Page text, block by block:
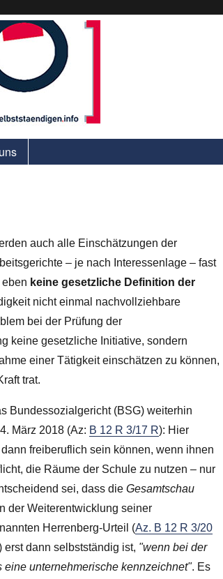
auch alle Einschätzungen der
– je nach Interessenlage – fast
keine gesetzliche Definition der
nicht einmal nachvollziehbare
bei der Prüfung der
keine gesetzliche Initiative, sondern
einer Tätigkeit einschätzen zu können,
trat.
Bundessozialgericht (BSG) weiterhin
März 2018 (Az: B 12 R 3/17 R): Hier
freiberuflich sein können, wenn ihnen
die Räume der Schule zu nutzen – nur
sei, dass dieGesamtschau
der Weiterentwicklung seiner
Herrenberg-Urteil (Az. B 12 R 3/20
dann selbstständig ist, "wenn bei der
unternehmerische kennzeichnet". Es